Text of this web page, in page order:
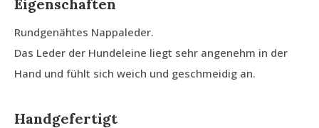
Eigenschaften
Rundgenähtes Nappaleder.
Das Leder der Hundeleine liegt sehr angenehm in der
Hand und fühlt sich weich und geschmeidig an.
Handgefertigt